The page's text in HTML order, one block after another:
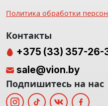
Политика обработки
Контакты
+375 (33) 357-26-
sale@vion.by
Подпишитесь на нас